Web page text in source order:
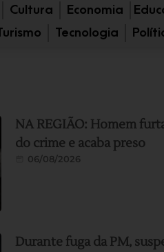
Cultura Economia
Tecnologia
NA REGIÃO: Homem
do crime e acaba preso
06/08/2026
Durante fuga da PM,